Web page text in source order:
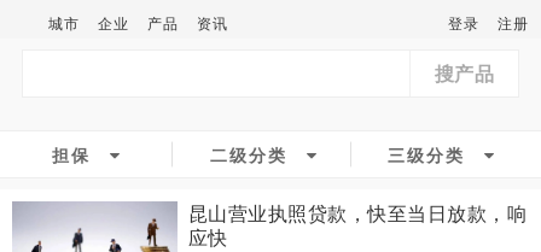
城市 企业 产品 资讯 登录 注册
搜产品
担保 二级分类 三级分类
昆山营业执照贷款，快至当日放款，响
应快